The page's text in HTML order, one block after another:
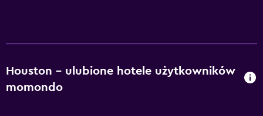
Houston – ulubione hotele użytkowników
momondo